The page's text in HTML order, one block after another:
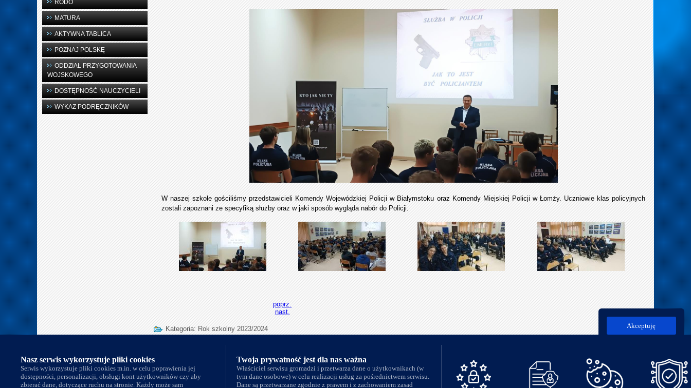
RODO
MATURA
AKTYWNA TABLICA
POZNAJ POLSKĘ
ODDZIAŁ PRZYGOTOWANIA
WOJSKOWEGO
DOSTĘPNOŚĆ NAUCZYCIELI
WYKAZ PODRĘCZNIKÓW
W naszej szkole gościliśmy przedstawicieli Komendy Wojewódzkiej Policji w Białymstoku oraz Komendy Miejskiej Policji w Łomży. Uczniowie klas policyjnych
zostali zapoznani ze specyfiką służby oraz w jaki sposób wygląda nabór do Policji.
poprz.
nast.
Kategoria: Rok szkolny 2023/2024
Nasi partnerzy
Akceptuję
Nasz serwis wykorzystuje pliki cookies
Serwis wykorzystuje pliki cookies m.in. w celu poprawienia jej
dostępności, personalizacji, obsługi kont użytkowników czy aby
zbierać dane, dotyczące ruchu na stronie. Każdy może sam
Twoja prywatność jest dla nas ważna
Właściciel serwisu gromadzi i przetwarza dane o użytkownikach (w
tym dane osobowe) w celu realizacji usług za pośrednictwem serwisu.
Dane są przetwarzane zgodnie z prawem i z zachowaniem zasad